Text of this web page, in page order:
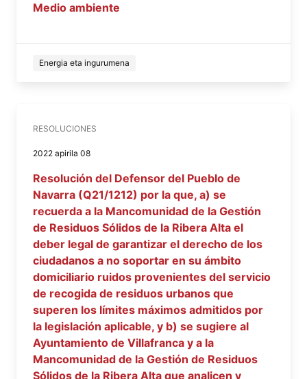
Medio ambiente
Energia eta ingurumena
RESOLUCIONES
2022 apirila 08
Resolución del Defensor del Pueblo de
Navarra (Q21/1212) por la que, a) se
recuerda a la Mancomunidad de la Gestión
de Residuos Sólidos de la Ribera Alta el
deber legal de garantizar el derecho de los
ciudadanos a no soportar en su ámbito
domiciliario ruidos provenientes del servicio
de recogida de residuos urbanos que
superen los límites máximos admitidos por
la legislación aplicable, y b) se sugiere al
Ayuntamiento de Villafranca y a la
Mancomunidad de la Gestión de Residuos
Sólidos de la Ribera Alta que analicen y